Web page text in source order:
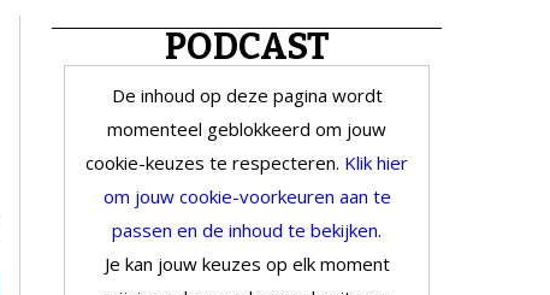
PODCAST
De inhoud op deze pagina wordt
momenteel geblokkeerd om jouw
cookie-keuzes te respecteren. Klik hier
om jouw cookie-voorkeuren aan te
passen en de inhoud te bekijken.
Je kan jouw keuzes op elk moment